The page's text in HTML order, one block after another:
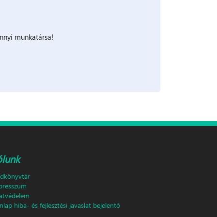
munkatársa!
hiba- és fejlesztési javaslat bejelentő